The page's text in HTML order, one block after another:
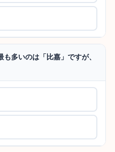
多いのは「比嘉」ですが、